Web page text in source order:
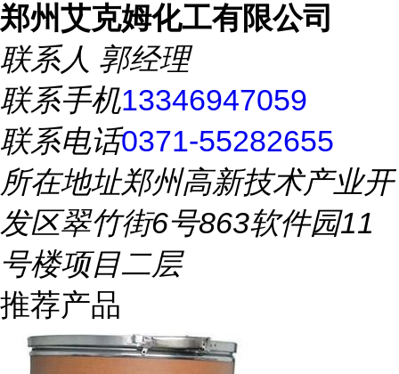
郑州艾克姆化工有限公司
联系人 郭经理
联系手机13346947059
联系电话0371-55282655
所在地址郑州高新技术产业开
发区翠竹街6号863软件园11
号楼项目二层
推荐产品